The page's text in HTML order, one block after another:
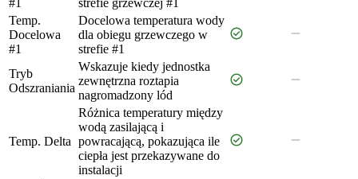
Temp.
Docelowa
#1
Docelowa temperatura wody
dla obiegu grzewczego w
strefie #1
check_circle remove
Tryb
Odszraniania
Wskazuje kiedy jednostka
zewnętrzna roztapia
nagromadzony lód
check_circle remove
Temp. Delta
Różnica temperatury między
wodą zasilającą i
powracającą, pokazująca ile
ciepła jest przekazywane do
instalacji
check_circle remove